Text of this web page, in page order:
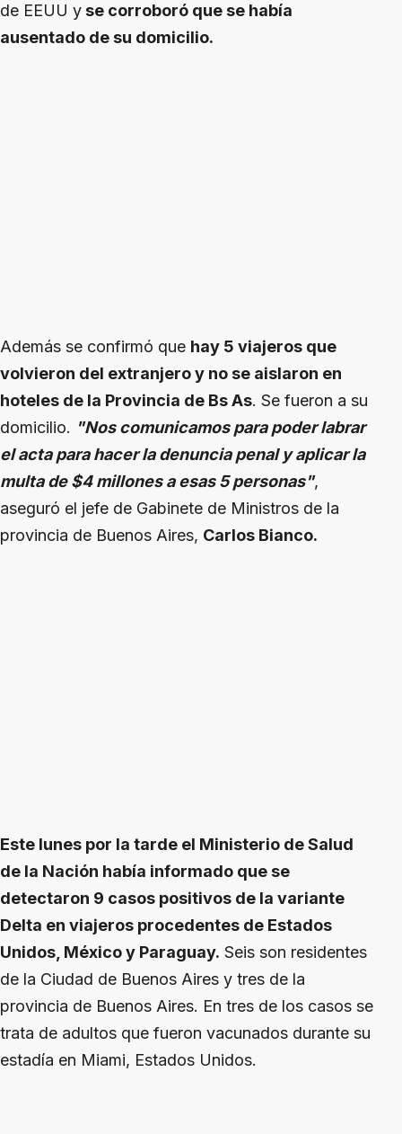
de EEUU y se corroboró que se había
ausentado de su domicilio.
Además se confirmó que hay 5 viajeros que
volvieron del extranjero y no se aislaron en
hoteles de la Provincia de Bs As. Se fueron a su
domicilio. "Nos comunicamos para poder labrar
el acta para hacer la denuncia penal y aplicar la
multa de $4 millones a esas 5 personas",
aseguró el jefe de Gabinete de Ministros de la
provincia de Buenos Aires, Carlos Bianco.
Este lunes por la tarde el Ministerio de Salud
de la Nación había informado que se
detectaron 9 casos positivos de la variante
Delta en viajeros procedentes de Estados
Unidos, México y Paraguay. Seis son residentes
de la Ciudad de Buenos Aires y tres de la
provincia de Buenos Aires. En tres de los casos se
trata de adultos que fueron vacunados durante su
estadía en Miami, Estados Unidos.